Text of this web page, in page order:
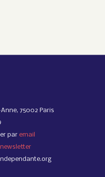
75002 Paris
par email
newsletter